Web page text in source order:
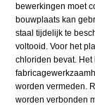
bewerkingen moet
bouwplaats kan
staal tijdelijk te
voltooid. Voor het
chloriden bevat.
worden vermeden.
worden verbonden